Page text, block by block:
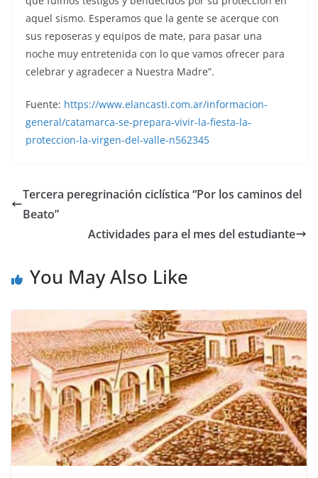
aquel sismo. Esperamos que la gente se acerque con
sus reposeras y equipos de mate, para pasar una
noche muy entretenida con lo que vamos ofrecer para
celebrar y agradecer a Nuestra Madre”.
Fuente: https://www.elancasti.com.ar/informacion-
general/catamarca-se-prepara-vivir-la-fiesta-la-
proteccion-la-virgen-del-valle-n562345
Tercera peregrinación ciclística “Por los caminos del
Beato”
Actividades para el mes del estudiante
You May Also Like